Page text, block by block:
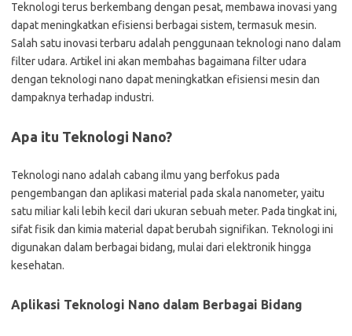
Teknologi terus berkembang dengan pesat, membawa inovasi yang
dapat meningkatkan efisiensi berbagai sistem, termasuk mesin.
Salah satu inovasi terbaru adalah penggunaan teknologi nano dalam
filter udara. Artikel ini akan membahas bagaimana filter udara
dengan teknologi nano dapat meningkatkan efisiensi mesin dan
dampaknya terhadap industri.
Apa itu Teknologi Nano?
Teknologi nano adalah cabang ilmu yang berfokus pada
pengembangan dan aplikasi material pada skala nanometer, yaitu
satu miliar kali lebih kecil dari ukuran sebuah meter. Pada tingkat ini,
sifat fisik dan kimia material dapat berubah signifikan. Teknologi ini
digunakan dalam berbagai bidang, mulai dari elektronik hingga
kesehatan.
Aplikasi Teknologi Nano dalam Berbagai Bidang